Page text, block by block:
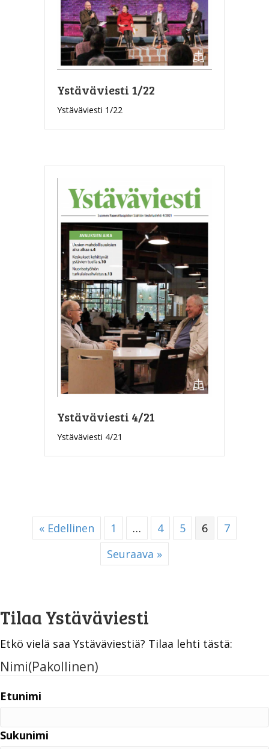
Ystäväviesti 1/22
Ystäväviesti 1/22
Ystäväviesti 4/21
Ystäväviesti 4/21
« Edellinen 1 … 4 5 6
7
Seuraava »
Tilaa Ystäväviesti
Etkö vielä saa Ystäväviestiä? Tilaa lehti tästä:
Nimi(Pakollinen)
Etunimi
Sukunimi